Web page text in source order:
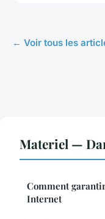
← Voir tous les
Materiel —
Comment
Internet